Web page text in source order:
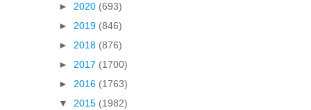
► 2020 (693)
► 2019 (846)
► 2018 (876)
► 2017 (1700)
► 2016 (1763)
▼ 2015 (1982)